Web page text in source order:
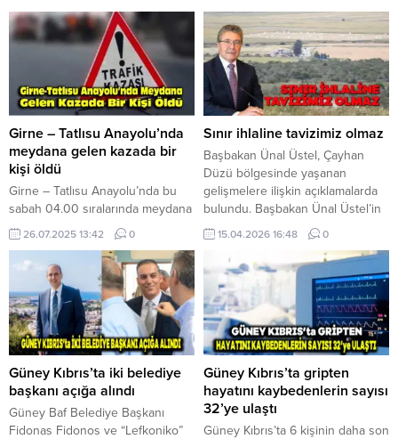
Girne – Tatlısu Anayolu’nda
meydana gelen kazada bir
kişi öldü
Girne – Tatlısu Anayolu’nda bu
sabah 04.00 sıralarında meydana
gelen kazada, yoldan çıkarak takla
atan araç sürücü yaşamını yitirdi.
Polis Basın Subaylığı’ndan yapılan
açıklamaya göre, kaza, Waıll
Mohammed Omar Ahmad
Ahmad’ın (E-24), yönetimindeki
KU 963 plakalı salon araç ile
Tatlısu istikametine doğru
seyrettiği sırada Sun Valley Sitesi
önlerinde dikkatsizliği sonucu...
26.07.2025 13:42 0
Sınır ihlaline tavizimiz olmaz
Başbakan Ünal Üstel, Çayhan
Düzü bölgesinde yaşanan
gelişmelere ilişkin açıklamalarda
bulundu. Başbakan Ünal Üstel’in
açıklaması şöyle: “Ülkemiz sınırları
içerisinde yer alan ve halkımızın
tarım ile hayvancılık faaliyetlerini
sürdürdüğü Çayhan Düzü
bölgesinde son günlerde
yaşanan gelişmeler, tarafımızca ve
güvelik güçlerimizce dikkatle ve
hassasiyetle takip edilmektedir.
Bu noktada; Rum tarafında
görülen şap hastalığı...
15.04.2026 16:48 0
Güney Kıbrıs’ta iki belediye
başkanı açığa alındı
Güney Baf Belediye Başkanı
Fidonas Fidonos ve “Lefkoniko”
Güney Kıbrıs’ta gripten
hayatını kaybedenlerin sayısı
32’ye ulaştı
Güney Kıbrıs’ta 6 kişinin daha son